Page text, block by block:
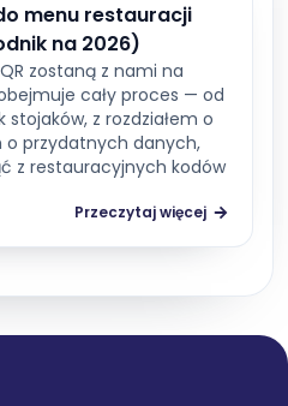
menu restauracji
na 2026)
zostaną z nami na
cały proces — od
z rozdziałem o
o przydatnych danych,
z restauracyjnych kodów
Przeczytaj więcej